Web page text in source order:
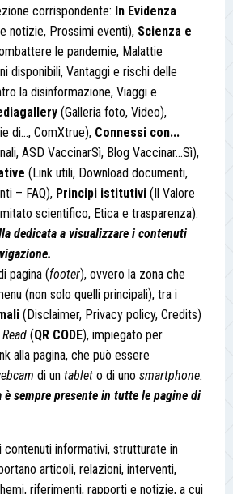
corrispondente: In Evidenza
notizie, Prossimi eventi), Scienza e
le pandemie, Malattie
disponibili, Vantaggi e rischi delle
la disinformazione, Viaggi e
(Galleria foto, Video),
di..., ComXtrue), Connessi con...
ASD VaccinarSì, Blog Vaccinar...Sì),
(Link utili, Download documenti,
– FAQ), Principi istitutivi (Il Valore
scientifico, Etica e trasparenza).
dedicata a visualizzare i contenuti
pagina (footer), ovvero la zona che
(non solo quelli principali), tra i
(Disclaimer, Privacy policy, Credits)
(QR CODE), impiegato per
alla pagina, che può essere
di un tablet o di uno smartphone.
è sempre presente in tutte le pagine di
contenuti informativi, strutturate in
articoli, relazioni, interventi,
riferimenti, rapporti e notizie, a cui